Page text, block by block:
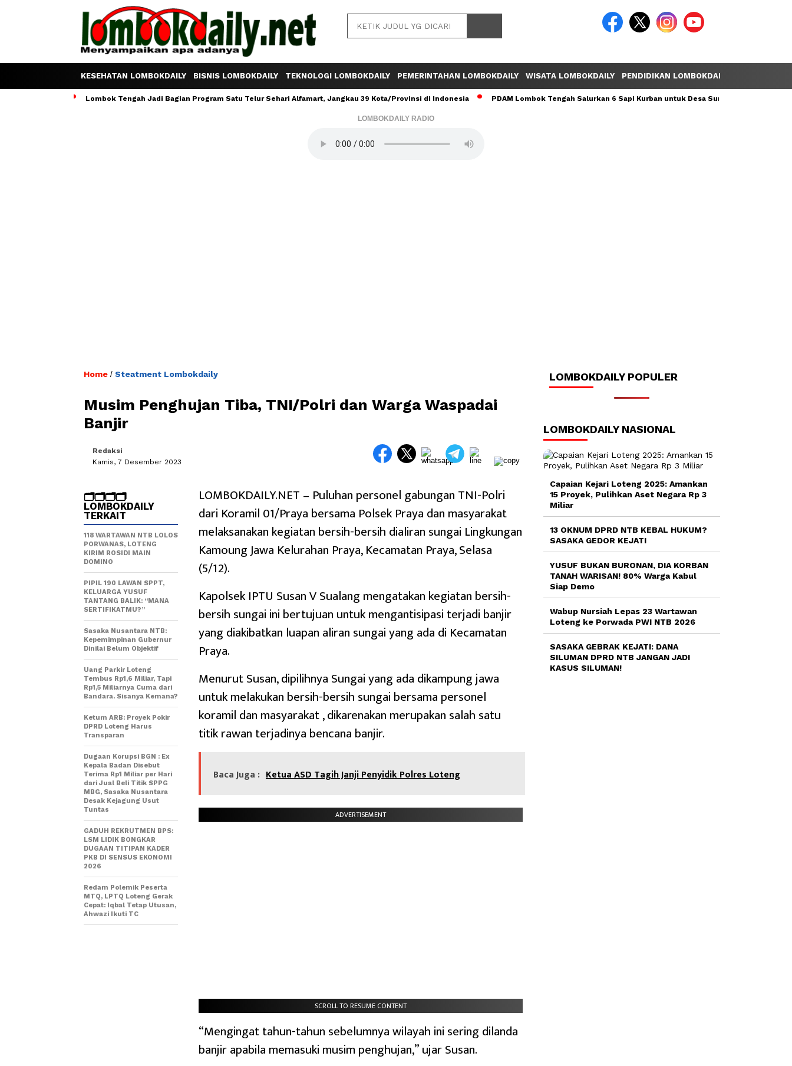
KESEHATAN LOMBOKDAILY BISNIS LOMBOKDAILY TEKNOLOGI LOMBOKDAILY PEMERINTAHAN LOMBOKDAILY WISATA LOMBOKDAILY PENDIDIKAN LOMBOKDAILY
Lombok Tengah Jadi Bagian Program Satu Telur Sehari Alfamart, Jangkau 39 Kota/Provinsi di Indonesia PDAM Lombok Tengah Salurkan 6 Sapi Kurban untuk Desa Sumber Mata Air
LOMBOKDAILY RADIO
Home / Steatment Lombokdaily
Musim Penghujan Tiba, TNI/Polri dan Warga Waspadai
Banjir
Redaksi
Kamis, 7 Desember 2023
LOMBOKDAILY.NET – Puluhan personel gabungan TNI-Polri
dari Koramil 01/Praya bersama Polsek Praya dan masyarakat
melaksanakan kegiatan bersih-bersih dialiran sungai Lingkungan
Kamoung Jawa Kelurahan Praya, Kecamatan Praya, Selasa
(5/12).
Kapolsek IPTU Susan V Sualang mengatakan kegiatan bersih-
bersih sungai ini bertujuan untuk mengantisipasi terjadi banjir
yang diakibatkan luapan aliran sungai yang ada di Kecamatan
Praya.
Menurut Susan, dipilihnya Sungai yang ada dikampung jawa
untuk melakukan bersih-bersih sungai bersama personel
koramil dan masyarakat , dikarenakan merupakan salah satu
titik rawan terjadinya bencana banjir.
Baca Juga : Ketua ASD Tagih Janji Penyidik Polres Loteng
ADVERTISEMENT
SCROLL TO RESUME CONTENT
“Mengingat tahun-tahun sebelumnya wilayah ini sering dilanda
banjir apabila memasuki musim penghujan,” ujar Susan.
🗂️🗂️🗂️🗂️
LOMBOKDAILY
TERKAIT
118 WARTAWAN NTB LOLOS
PORWANAS, LOTENG
KIRIM ROSIDI MAIN
DOMINO
PIPIL 190 LAWAN SPPT,
KELUARGA YUSUF
TANTANG BALIK: “MANA
SERTIFIKATMU?”
Sasaka Nusantara NTB:
Kepemimpinan Gubernur
Dinilai Belum Objektif
Uang Parkir Loteng
Tembus Rp1,6 Miliar, Tapi
Rp1,5 Miliarnya Cuma dari
Bandara. Sisanya Kemana?
Ketum ARB: Proyek Pokir
DPRD Loteng Harus
Transparan
Dugaan Korupsi BGN : Ex
Kepala Badan Disebut
Terima Rp1 Miliar per Hari
dari Jual Beli Titik SPPG
MBG, Sasaka Nusantara
Desak Kejagung Usut
Tuntas
GADUH REKRUTMEN BPS:
LSM LIDIK BONGKAR
DUGAAN TITIPAN KADER
PKB DI SENSUS EKONOMI
2026
Redam Polemik Peserta
MTQ, LPTQ Loteng Gerak
Cepat: Iqbal Tetap Utusan,
Ahwazi Ikuti TC
LOMBOKDAILY POPULER
LOMBOKDAILY NASIONAL
Capaian Kejari Loteng 2025: Amankan
15 Proyek, Pulihkan Aset Negara Rp 3
Miliar
13 OKNUM DPRD NTB KEBAL HUKUM?
SASAKA GEDOR KEJATI
YUSUF BUKAN BURONAN, DIA KORBAN
TANAH WARISAN! 80% Warga Kabul
Siap Demo
Wabup Nursiah Lepas 23 Wartawan
Loteng ke Porwada PWI NTB 2026
SASAKA GEBRAK KEJATI: DANA
SILUMAN DPRD NTB JANGAN JADI
KASUS SILUMAN!